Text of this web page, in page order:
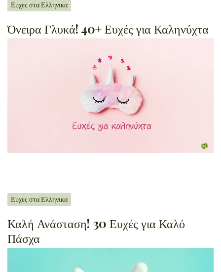
Ευχες στα Ελληνικα
Όνειρα Γλυκά! 40+ Ευχές για Καληνύχτα
Ευχες στα Ελληνικα
Καλή Ανάσταση! 30 Ευχές για Καλό
Πάσχα